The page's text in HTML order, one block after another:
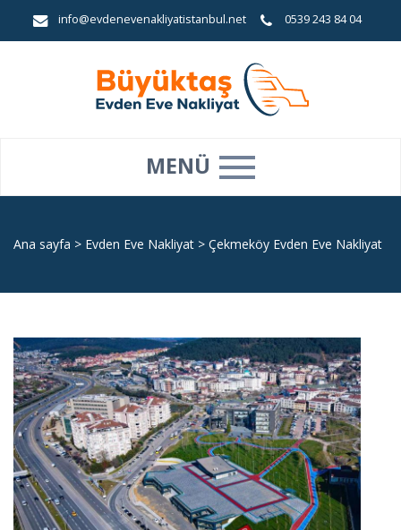
info@evdenevenakliyatistanbul.net 0539 243 84 04
MENÜ
Ana sayfa > Evden Eve Nakliyat > Çekmeköy Evden Eve Nakliyat